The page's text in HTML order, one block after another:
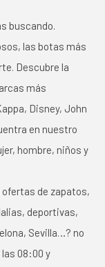
buscando.
las botas más
Descubre la
más
Disney, John
en nuestro
hombre, niños y
de zapatos,
deportivas,
Sevilla…? no
08:00 y